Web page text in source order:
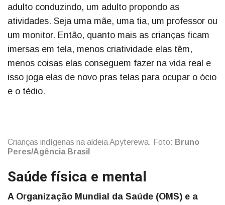
adulto conduzindo, um adulto propondo as
atividades. Seja uma mãe, uma tia, um professor ou
um monitor. Então, quanto mais as crianças ficam
imersas em tela, menos criatividade elas têm,
menos coisas elas conseguem fazer na vida real e
isso joga elas de novo pras telas para ocupar o ócio
e o tédio.
Crianças indígenas na aldeia Apyterewa. Foto: Bruno
Peres/Agência Brasil
Saúde física e mental
A Organização Mundial da Saúde (OMS) e a